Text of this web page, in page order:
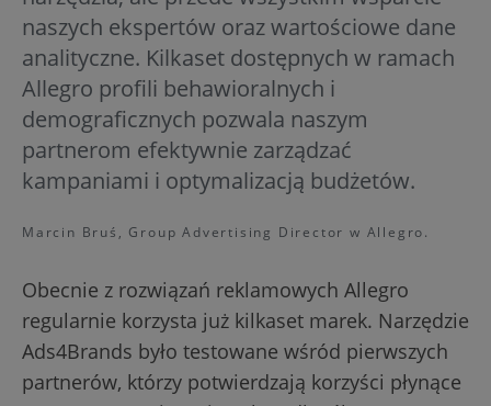
naszych ekspertów oraz wartościowe dane
analityczne. Kilkaset dostępnych w ramach
Allegro profili behawioralnych i
demograficznych pozwala naszym
partnerom efektywnie zarządzać
kampaniami i optymalizacją budżetów.
Marcin Bruś, Group Advertising Director w Allegro.
Obecnie z rozwiązań reklamowych Allegro
regularnie korzysta już kilkaset marek. Narzędzie
Ads4Brands było testowane wśród pierwszych
partnerów, którzy potwierdzają korzyści płynące